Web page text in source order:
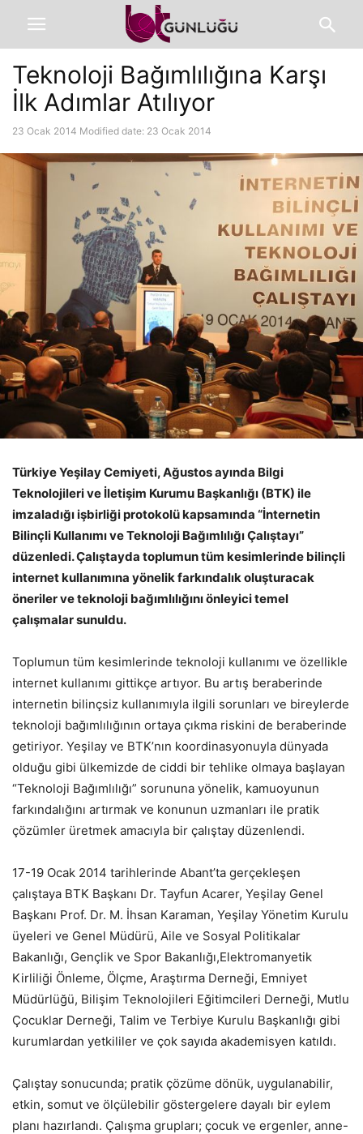
Teknoloji Bağımlılığına Karşı
İlk Adımlar Atılıyor
23 Ocak 2014 Modified date: 23 Ocak 2014
Türkiye Yeşilay Cemiyeti, Ağustos ayında Bilgi
Teknolojileri ve İletişim Kurumu Başkanlığı (BTK) ile
imzaladığı işbirliği protokolü kapsamında “İnternetin
Bilinçli Kullanımı ve Teknoloji Bağımlılığı Çalıştayı”
düzenledi. Çalıştayda toplumun tüm kesimlerinde bilinçli
internet kullanımına yönelik farkındalık oluşturacak
öneriler ve teknoloji bağımlılığını önleyici temel
çalışmalar sunuldu.
Toplumun tüm kesimlerinde teknoloji kullanımı ve özellikle
internet kullanımı gittikçe artıyor. Bu artış beraberinde
internetin bilinçsiz kullanımıyla ilgili sorunları ve bireylerde
teknoloji bağımlılığının ortaya çıkma riskini de beraberinde
getiriyor. Yeşilay ve BTK’nın koordinasyonuyla dünyada
olduğu gibi ülkemizde de ciddi bir tehlike olmaya başlayan
“Teknoloji Bağımlılığı” sorununa yönelik, kamuoyunun
farkındalığını artırmak ve konunun uzmanları ile pratik
çözümler üretmek amacıyla bir çalıştay düzenlendi.
17-19 Ocak 2014 tarihlerinde Abant’ta gerçekleşen
çalıştaya BTK Başkanı Dr. Tayfun Acarer, Yeşilay Genel
Başkanı Prof. Dr. M. İhsan Karaman, Yeşilay Yönetim Kurulu
üyeleri ve Genel Müdürü, Aile ve Sosyal Politikalar
Bakanlığı, Gençlik ve Spor Bakanlığı,Elektromanyetik
Kirliliği Önleme, Ölçme, Araştırma Derneği, Emniyet
Müdürlüğü, Bilişim Teknolojileri Eğitimcileri Derneği, Mutlu
Çocuklar Derneği, Talim ve Terbiye Kurulu Başkanlığı gibi
kurumlardan yetkililer ve çok sayıda akademisyen katıldı.
Çalıştay sonucunda; pratik çözüme dönük, uygulanabilir,
etkin, somut ve ölçülebilir göstergelere dayalı bir eylem
planı hazırlandı. Çalışma grupları; çocuk ve ergenler, anne-